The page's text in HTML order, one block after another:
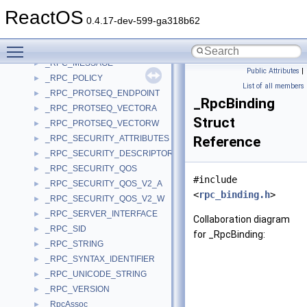
ReactOS 0.4.17-dev-599-ga318b62
► _RPC_HTTP_TRANSPORT_CREDENTIALS_A
► _RPC_MESSAGE
► _RPC_POLICY
► _RPC_PROTSEQ_ENDPOINT
► _RPC_PROTSEQ_VECTORA
► _RPC_PROTSEQ_VECTORW
► _RPC_SECURITY_ATTRIBUTES
► _RPC_SECURITY_DESCRIPTOR
► _RPC_SECURITY_QOS
► _RPC_SECURITY_QOS_V2_A
► _RPC_SECURITY_QOS_V2_W
► _RPC_SERVER_INTERFACE
► _RPC_SID
► _RPC_STRING
► _RPC_SYNTAX_IDENTIFIER
► _RPC_UNICODE_STRING
► _RPC_VERSION
► _RpcAssoc
Public Attributes |
List of all members
_RpcBinding
Struct
Reference
#include
<rpc_binding.h>
Collaboration diagram
for _RpcBinding: